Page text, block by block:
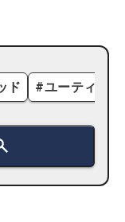
ド #ユーティリ